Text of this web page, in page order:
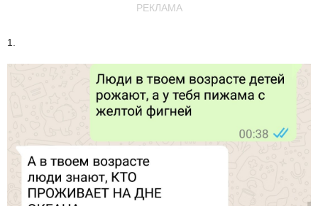
РЕКЛАМА
1.